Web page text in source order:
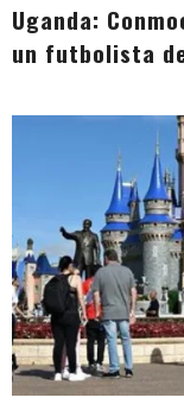
Uganda:
un futbolista